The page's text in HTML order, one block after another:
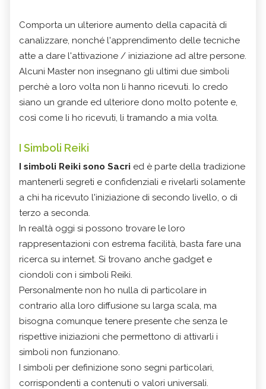
Comporta un ulteriore aumento della capacità di
canalizzare, nonché l'apprendimento delle tecniche
atte a dare l'attivazione / iniziazione ad altre persone.
Alcuni Master non insegnano gli ultimi due simboli
perchè a loro volta non li hanno ricevuti. Io credo
siano un grande ed ulteriore dono molto potente e,
così come li ho ricevuti, li tramando a mia volta.
I Simboli Reiki
I simboli Reiki sono Sacri ed è parte della tradizione
mantenerli segreti e confidenziali e rivelarli solamente
a chi ha ricevuto l'iniziazione di secondo livello, o di
terzo a seconda.
In realtà oggi si possono trovare le loro
rappresentazioni con estrema facilità, basta fare una
ricerca su internet. Si trovano anche gadget e
ciondoli con i simboli Reiki.
Personalmente non ho nulla di particolare in
contrario alla loro diffusione su larga scala, ma
bisogna comunque tenere presente che senza le
rispettive iniziazioni che permettono di attivarli i
simboli non funzionano.
I simboli per definizione sono segni particolari,
corrispondenti a contenuti o valori universali.